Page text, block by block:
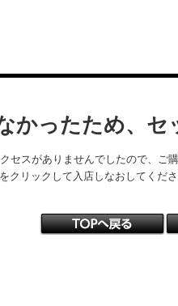
かったため、セ
セスがありませんでしたので、ご
クリックして入店しなおしてくださ